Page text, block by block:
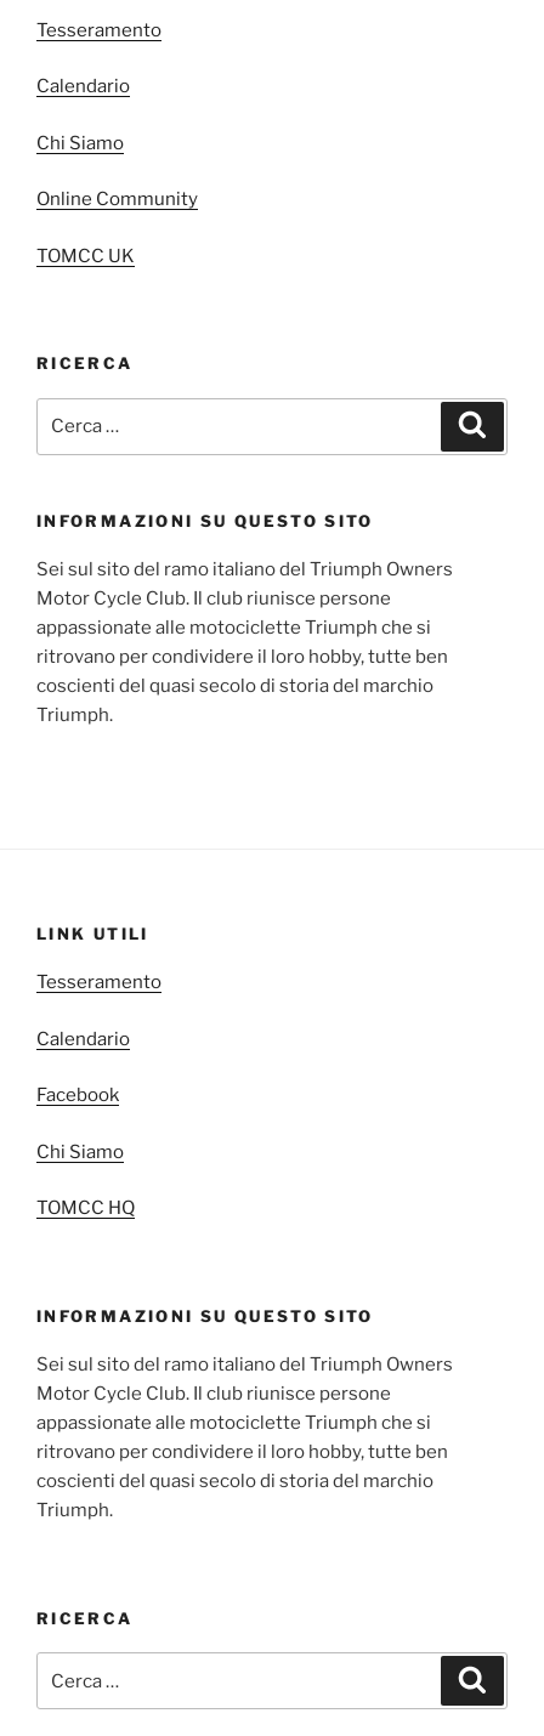
Tesseramento
Calendario
Chi Siamo
Online Community
TOMCC UK
RICERCA
INFORMAZIONI SU QUESTO SITO
Sei sul sito del ramo italiano del Triumph Owners
Motor Cycle Club. Il club riunisce persone
appassionate alle motociclette Triumph che si
ritrovano per condividere il loro hobby, tutte ben
coscienti del quasi secolo di storia del marchio
Triumph.
LINK UTILI
Tesseramento
Calendario
Facebook
Chi Siamo
TOMCC HQ
INFORMAZIONI SU QUESTO SITO
Sei sul sito del ramo italiano del Triumph Owners
Motor Cycle Club. Il club riunisce persone
appassionate alle motociclette Triumph che si
ritrovano per condividere il loro hobby, tutte ben
coscienti del quasi secolo di storia del marchio
Triumph.
RICERCA